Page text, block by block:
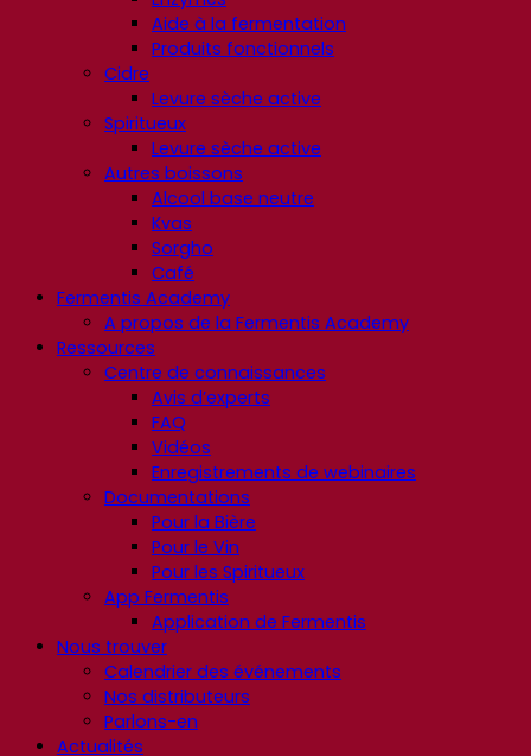
Aide à la fermentation
Produits fonctionnels
Cidre
Levure sèche active
Spiritueux
Levure sèche active
Autres boissons
Alcool base neutre
Kvas
Sorgho
Café
Fermentis Academy
A propos de la Fermentis Academy
Ressources
Centre de connaissances
Avis d’experts
FAQ
Vidéos
Enregistrements de webinaires
Documentations
Pour la Bière
Pour le Vin
Pour les Spiritueux
App Fermentis
Application de Fermentis
Nous trouver
Calendrier des événements
Nos distributeurs
Parlons-en
Actualités